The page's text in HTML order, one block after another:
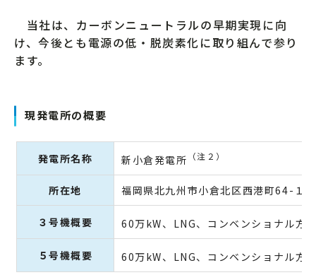
当社は、カーボンニュートラルの早期実現に向
け、今後とも電源の低・脱炭素化に取り組んで参り
ます。
現発電所の概要
発電所名称 新小倉発電所 （注２）
所在地 福岡県北九州市小倉北区西港町64-１
３号機概要 60万kW、LNG、コンベンショナル方
５号機概要 60万kW、LNG、コンベンショナル方